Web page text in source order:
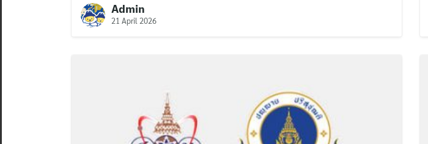
Admin
21 April 2026